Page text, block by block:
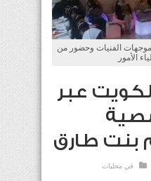
الفنيات وحضور من
الأمور
عبر
بنت طارق
في محليات